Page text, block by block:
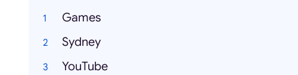
Games
Sydney
YouTube